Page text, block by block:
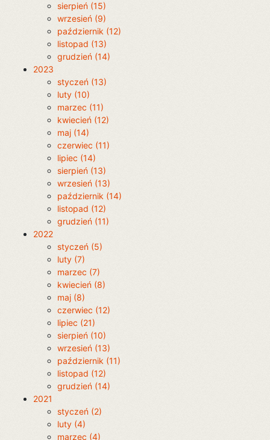
sierpień (15)
wrzesień (9)
październik (12)
listopad (13)
grudzień (14)
2023
styczeń (13)
luty (10)
marzec (11)
kwiecień (12)
maj (14)
czerwiec (11)
lipiec (14)
sierpień (13)
wrzesień (13)
październik (14)
listopad (12)
grudzień (11)
2022
styczeń (5)
luty (7)
marzec (7)
kwiecień (8)
maj (8)
czerwiec (12)
lipiec (21)
sierpień (10)
wrzesień (13)
październik (11)
listopad (12)
grudzień (14)
2021
styczeń (2)
luty (4)
marzec (4)